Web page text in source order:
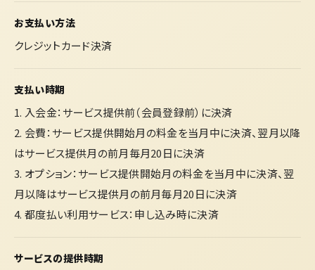
お支払い方法
クレジットカード決済
支払い時期
1. 入会金：サービス提供前（会員登録前）に決済
2. 会費：サービス提供開始月の料金を当月中に決済、翌月以降
はサービス提供月の前月毎月20日に決済
3. オプション：サービス提供開始月の料金を当月中に決済、翌
月以降はサービス提供月の前月毎月20日に決済
4. 都度払い利用サービス：申し込み時に決済
サービスの提供時期